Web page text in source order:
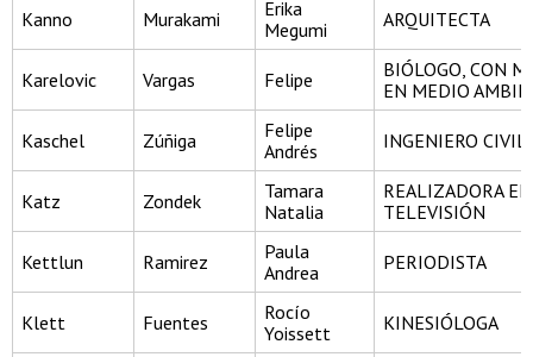
Kanno Murakami
Erika
Megumi
ARQUITECTA
Karelovic Vargas Felipe
BIÓLOGO, CON
EN MEDIO
Kaschel Zúñiga
Felipe
Andrés
INGENIERO CIVIL
Katz Zondek
Tamara
Natalia
REALIZADORA
TELEVISIÓN
Kettlun Ramirez
Paula
Andrea
PERIODISTA
Klett Fuentes
Rocío
Yoissett
KINESIÓLOGA